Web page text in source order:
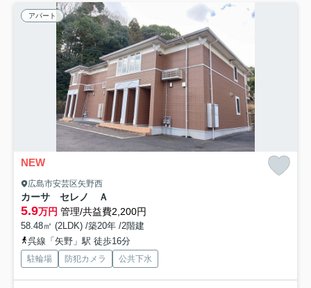
アパート
NEW
広島市安芸区矢野西
カーサ セレノ Ａ
5.9万円 管理/共益費2,200円
58.48㎡ (2LDK) /築20年 /2階建
呉線「矢野」駅 徒歩16分
駐輪場 防犯カメラ 公共下水